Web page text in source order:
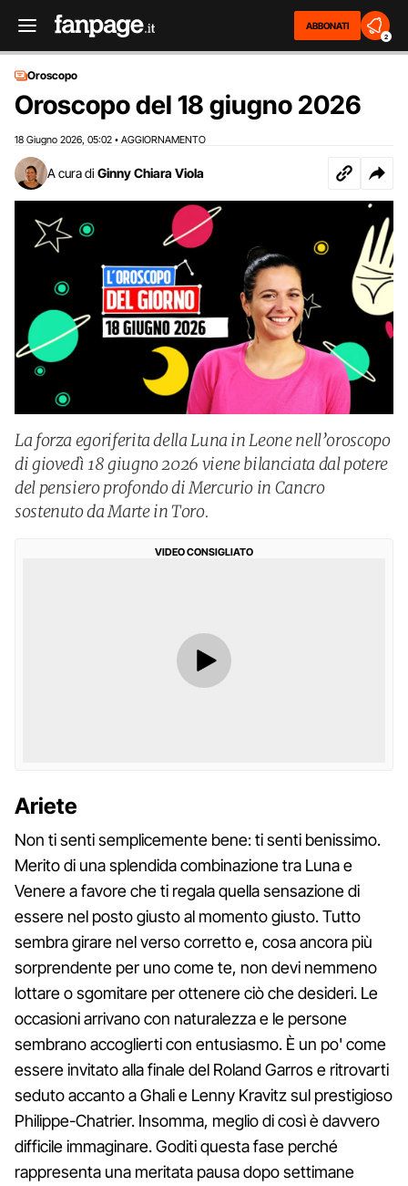
ABBONATI
2
Oroscopo
Oroscopo del 18 giugno 2026
18 Giugno 2026 05:02 • AGGIORNAMENTO
A cura di Ginny Chiara Viola
La forza egoriferita della Luna in Leone nell’oroscopo
di giovedì 18 giugno 2026 viene bilanciata dal potere
del pensiero profondo di Mercurio in Cancro
sostenuto da Marte in Toro.
VIDEO CONSIGLIATO
Ariete
Non ti senti semplicemente bene: ti senti benissimo.
Merito di una splendida combinazione tra Luna e
Venere a favore che ti regala quella sensazione di
essere nel posto giusto al momento giusto. Tutto
sembra girare nel verso corretto e, cosa ancora più
sorprendente per uno come te, non devi nemmeno
lottare o sgomitare per ottenere ciò che desideri. Le
occasioni arrivano con naturalezza e le persone
sembrano accoglierti con entusiasmo. È un po' come
essere invitato alla finale del Roland Garros e ritrovarti
seduto accanto a Ghali e Lenny Kravitz sul prestigioso
Philippe-Chatrier. Insomma, meglio di così è davvero
difficile immaginare. Goditi questa fase perché
rappresenta una meritata pausa dopo settimane